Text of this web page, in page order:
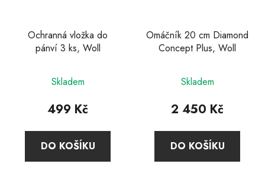
Ochranná vložka do
pánví 3 ks, Woll
Skladem
499 Kč
DO KOŠÍKU
Omáčník 20 cm Diamond
Concept Plus, Woll
Skladem
2 450 Kč
DO KOŠÍKU